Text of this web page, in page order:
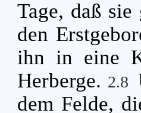
Tage, daß
den
ihn in eine
Herberge. 2.8
dem Felde,